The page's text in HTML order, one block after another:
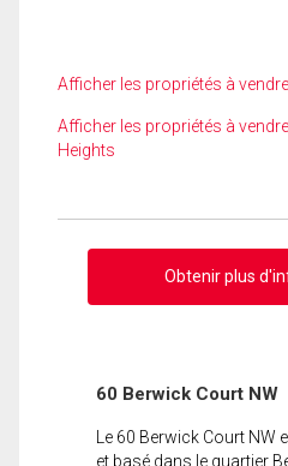
Afficher les propriétés à
Afficher les propriétés à
Heights
Obtenir plus
60 Berwick Court NW
Le 60 Berwick Court NW
et basé dans le quartier